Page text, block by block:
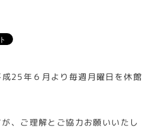
25年６月より毎週月曜日を休館
、ご理解とご協力お願いいたし